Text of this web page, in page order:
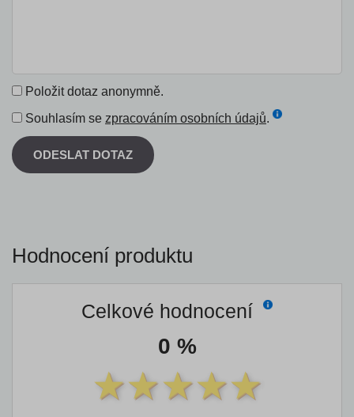
Položit dotaz anonymně.
Souhlasím se zpracováním osobních údajů.
ODESLAT DOTAZ
Hodnocení produktu
Celkové hodnocení
0 %